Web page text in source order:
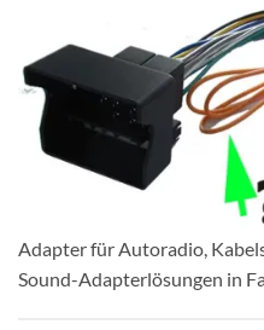
Adapter für Autoradio,
Sound-Adapterlösungen in